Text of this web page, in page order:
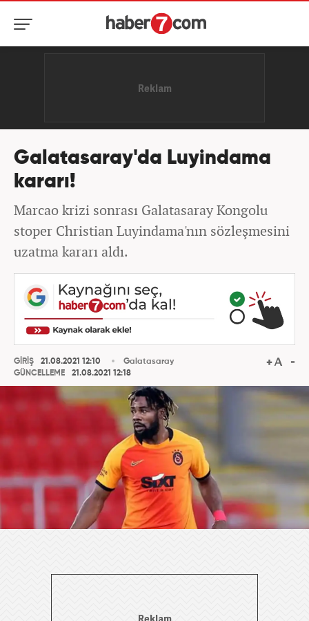
Galatasaray'da Luyindama
kararı!
Marcao krizi sonrası Galatasaray Kongolu
stoper Christian Luyindama'nın sözleşmesini
uzatma kararı aldı.
GİRİŞ
21.08.2021 12:10
GÜNCELLEME
21.08.2021 12:18
Galatasaray